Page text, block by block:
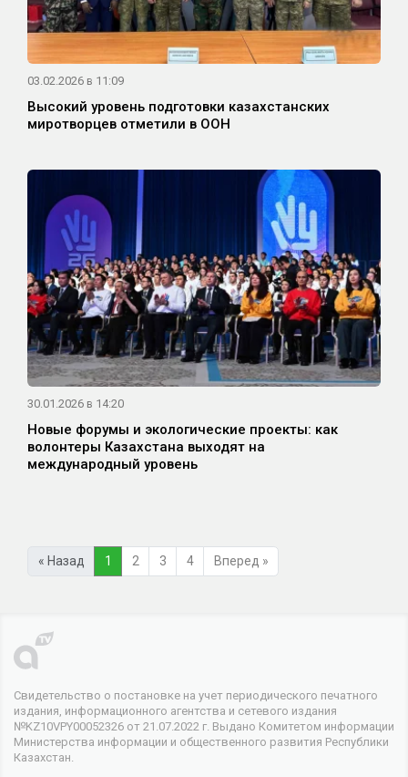
03.02.2026 в 11:09
Высокий уровень подготовки казахстанских
миротворцев отметили в ООН
30.01.2026 в 14:20
Новые форумы и экологические проекты: как
волонтеры Казахстана выходят на
международный уровень
« Назад 1 2 3 4 Вперед »
Свидетельство о постановке на учет периодического печатного
издания, информационного агентства и сетевого издания
№KZ10VPY00052326 от 21.07.2022 г. Выдано Комитетом информации
Министерства информации и общественного развития Республики
Казахстан.